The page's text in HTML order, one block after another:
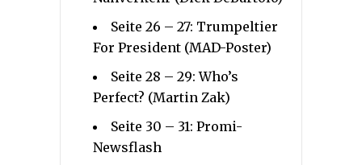
Seite 26 – 27: Trumpeltier
For President (MAD-Poster)
Seite 28 – 29: Who’s
Perfect? (Martin Zak)
Seite 30 – 31: Promi-
Newsflash